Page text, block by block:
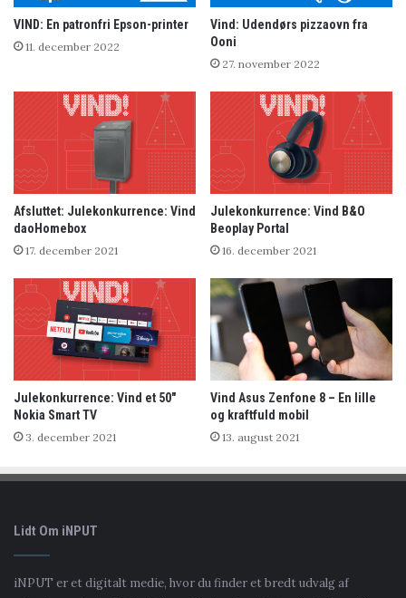
VIND: En patronfri Epson-printer
11. december 2022
Vind: Udendørs pizzaovn fra
Ooni
27. november 2022
Afsluttet: Julekonkurrence: Vind
daoHomebox
17. december 2021
Julekonkurrence: Vind B&O
Beoplay Portal
16. december 2021
Julekonkurrence: Vind et 50″
Nokia Smart TV
3. december 2021
Vind Asus Zenfone 8 – En lille
og kraftfuld mobil
13. august 2021
Lidt Om iNPUT
iNPUT er et digitalt medie, hvor du finder et bredt udvalg af